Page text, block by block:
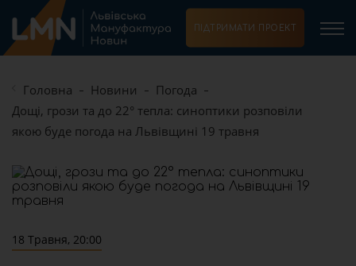
ПІДТРИМАТИ ПРОЕКТ
Головна Новини
Погода
Дощі, грози та до 22° тепла: синоптики розповіли
якою буде погода на Львівщині 19 травня
18 Травня, 20:00